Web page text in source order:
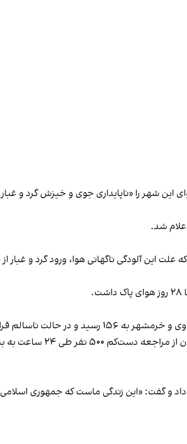
شهر را «ناپایداری جوی و خیزش گرد و
شد.
این آلودگی ناگهانی هوا، ورود گرد و غبار
ناسالم قرار گرفت.
میثم معزی، معاون درمان دانشگاه